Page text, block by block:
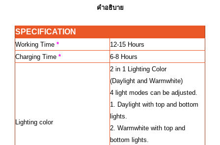
คำอธิบาย
SPECIFICATION
Working Time *
12-15 Hours
Charging Time * 6-8 Hours
Lighting color
2 in 1 Lighting Color
(Daylight and Warmwhite)
4 light modes can be adjusted.
1. Daylight with top and bottom
lights.
2. Warmwhite with top and
bottom lights.